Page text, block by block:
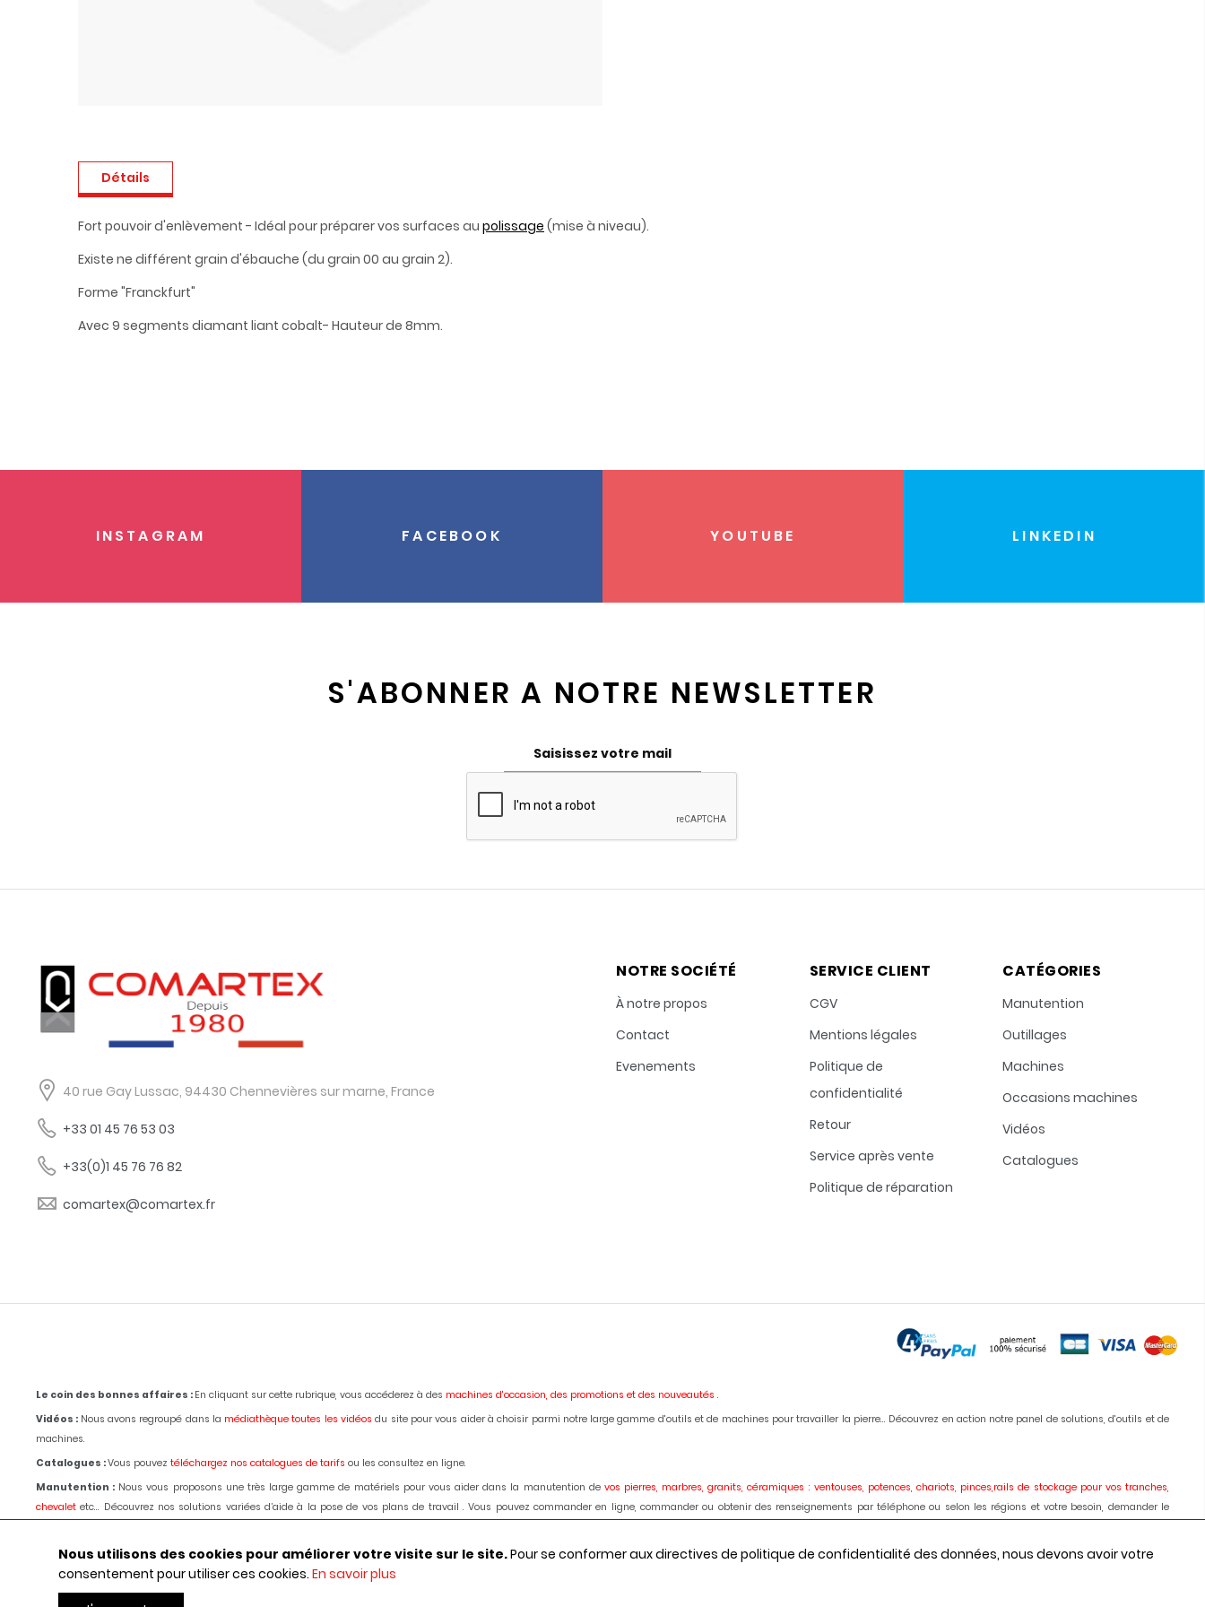
Détails
Fort pouvoir d'enlèvement - Idéal pour préparer vos surfaces au polissage (mise à niveau).
Existe ne différent grain d'ébauche (du grain 00 au grain 2).
Forme "Franckfurt"
Avec 9 segments diamant liant cobalt- Hauteur de 8mm.
INSTAGRAM FACEBOOK YOUTUBE LINKEDIN
S'ABONNER A NOTRE NEWSLETTER
40 rue Gay Lussac, 94430 Chennevières sur marne, France
+33 01 45 76 53 03
+33(0)1 45 76 76 82
comartex@comartex.fr
NOTRE SOCIÉTÉ
À notre propos
Contact
Evenements
SERVICE CLIENT
CGV
Mentions légales
Politique de
confidentialité
Retour
Service après vente
Politique de réparation
CATÉGORIES
Manutention
Outillages
Machines
Occasions machines
Vidéos
Catalogues
Le coin des bonnes affaires : En cliquant sur cette rubrique, vous accéderez à des machines d'occasion, des promotions et des nouveautés .
Vidéos : Nous avons regroupé dans la médiathèque toutes les vidéos du site pour vous aider à choisir parmi notre large gamme d'outils et de machines pour travailler la pierre... Découvrez en action notre panel de solutions, d'outils et de
machines.
Catalogues :Vous pouvez téléchargez nos catalogues de tarifs ou les consultez en ligne.
Manutention : Nous vous proposons une très large gamme de matériels pour vous aider dans la manutention de vos pierres, marbres, granits, céramiques : ventouses, potences, chariots, pinces,rails de stockage pour vos tranches,
chevaletetc... Découvrez nos solutions variées d’aide à la pose de vos plans de travail . Vous pouvez commander en ligne, commander ou obtenir des renseignements par téléphone ou selon les régions et votre besoin, demander le
Outillages : Pour la marbrerie de décoration,tronçonnage,polissage, bouchardage des marbres, granits, bétons, céramiques, dekton : disque diamant, forets, fraises, meules, colles, silicones, antitachesetc... Vous pouvez commander en
ligne, commander ou obtenir des renseignements par téléphone ou selon les régions et votre besoin, demander le passage d'un de nos techniciens.
Machines :Pour la marbrerie de décoration, usinage et
Nous utilisons des cookies pour améliorer votre visite sur le site.Pour se conformer aux directives de politique de confidentialité des données, nous devons avoir votre
consentement pour utiliser ces cookies. En savoir plus